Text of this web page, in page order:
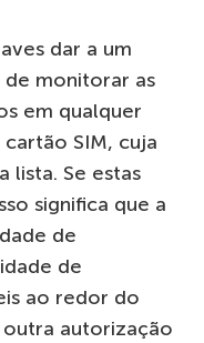
dar a um
monitorar as
em qualquer
SIM, cuja
lista. Se estas
significa que a
de
de
ao redor do
autorização